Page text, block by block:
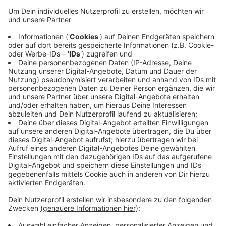
Betroffen ist die Bonduelle Konserve Leipziger Allerlei
200g und 400g mit Mindesthaltbarkeitsdatum
31.07.2022.
Verbraucher/-innen werden gebeten, die betroffenen
Produkte zu entsorgen. Bonduelle erstattet den
Kaufpreis für das genannte Produkt sowie ggf. die
Portokosten. Dafür bitten wir - unter Angabe des
vollständigen Namens, der IBAN und E-Mail Adresse -
um die Zusendung eines Fotos des Dosenbodens mit
dem aufgedruckten MHD
Anzeige